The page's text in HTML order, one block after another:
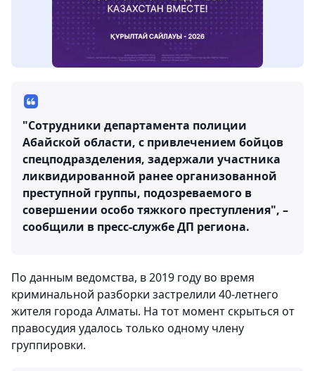
"Сотрудники департамента полиции
Абайской области, с привлечением бойцов
спецподразделения, задержали участника
ликвидированной ранее организованной
преступной группы, подозреваемого в
совершении особо тяжкого преступления", –
сообщили в пресс-службе ДП региона.
По данным ведомства, в 2019 году во время
криминальной разборки застрелили 40-летнего
жителя города Алматы. На тот момент скрыться от
правосудия удалось только одному члену
группировки.